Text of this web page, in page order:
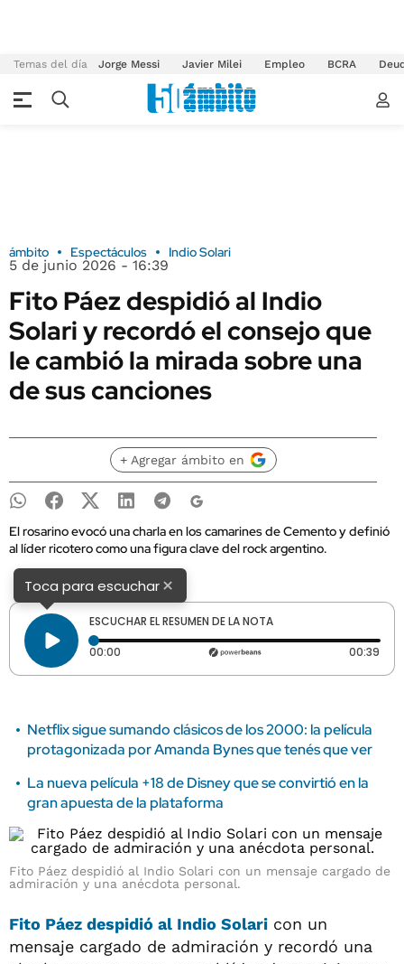
Temas del día Jorge Messi Javier Milei Empleo BCRA
ámbito Espectáculos Indio Solari
5 de junio 2026 - 16:39
Fito Páez despidió al Indio
Solari y recordó el consejo que
le cambió la mirada sobre una
de sus canciones
+ Agregar ámbito en
El rosarino evocó una charla en los camarines de Cemento y definió
al líder ricotero como una figura clave del rock argentino.
Toca para escuchar×
ESCUCHAR EL RESUMEN DE LA NOTA
00:00 Tiempo transcurrido: 0 segundos 00:39
Netflix sigue sumando clásicos de los 2000: la película
protagonizada por Amanda Bynes que tenés que ver
La nueva película +18 de Disney que se convirtió en la
gran apuesta de la plataforma
Fito Páez despidió al Indio Solari con un mensaje cargado de
admiración y una anécdota personal.
Fito Páez despidió al Indio Solari con un
mensaje cargado de admiración y recordó una